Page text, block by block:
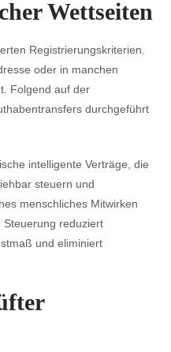
Wettseiten
Registrierungskriterien.
oder in manchen
Folgend auf der
durchgeführt
intelligente Verträge, die
steuern und
menschliches Mitwirken
reduziert
und eliminiert